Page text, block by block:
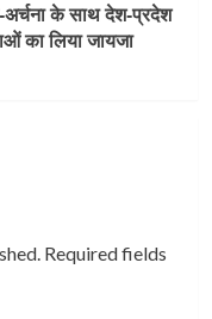
अर्चना के साथ देश-प्रदेश
का लिया जायजा
Required fields